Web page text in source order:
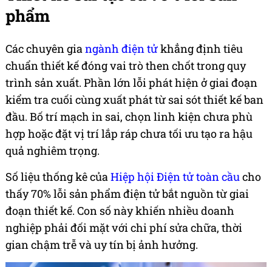
phẩm
Các chuyên gia ngành điện tửkhẳng định tiêu
chuẩn thiết kế đóng vai trò then chốt trong quy
trình sản xuất. Phần lớn lỗi phát hiện ở giai đoạn
kiểm tra cuối cùng xuất phát từ sai sót thiết kế ban
đầu. Bố trí mạch in sai, chọn linh kiện chưa phù
hợp hoặc đặt vị trí lắp ráp chưa tối ưu tạo ra hậu
quả nghiêm trọng.
Số liệu thống kê của Hiệp hội Điện tử toàn cầu cho
thấy 70% lỗi sản phẩm điện tử bắt nguồn từ giai
đoạn thiết kế. Con số này khiến nhiều doanh
nghiệp phải đối mặt với chi phí sửa chữa, thời
gian chậm trễ và uy tín bị ảnh hưởng.